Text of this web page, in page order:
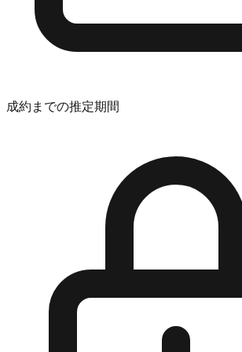
成約までの推定期間